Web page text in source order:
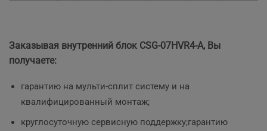
Заказывая внутренний блок CSG-07HVR4-A, Вы
получаете:
гарантию на мульти-сплит систему и на
квалифицированный монтаж;
круглосуточную сервисную поддержку;гарантию